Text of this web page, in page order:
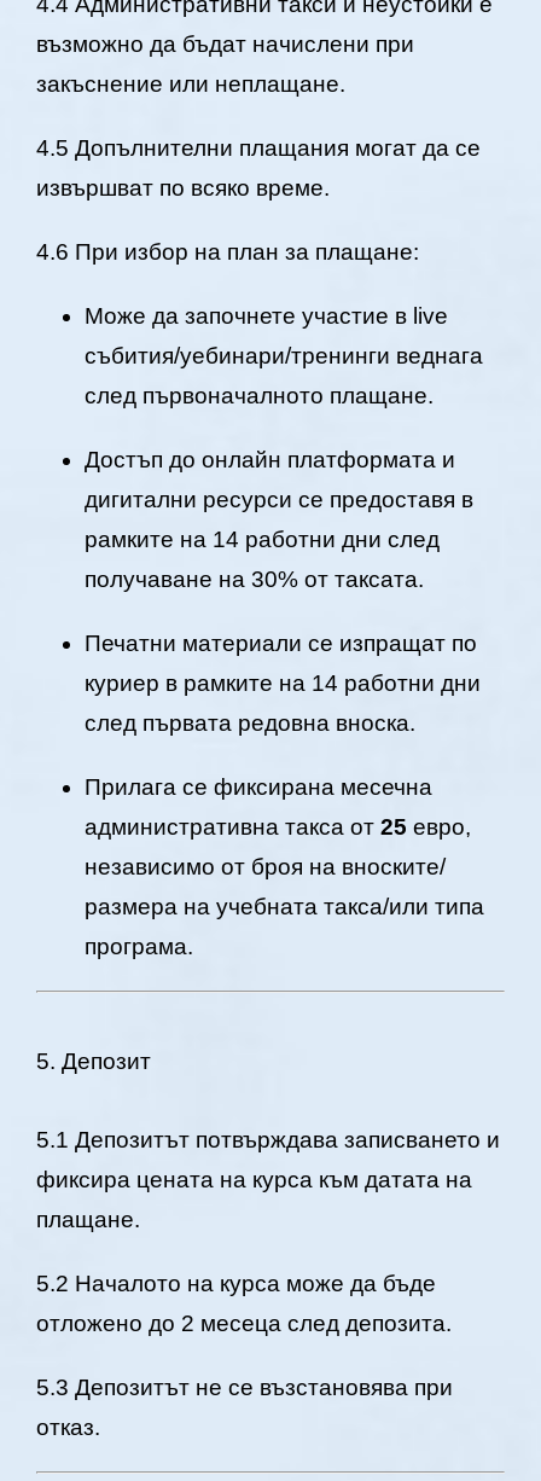
възможно да бъдат начислени при
закъснение или неплащане.
4.5 Допълнителни плащания могат да се
извършват по всяко време.
4.6 При избор на план за плащане:
Може да започнете участие в live
събития/уебинари/тренинги веднага
след първоначалното плащане.
Достъп до онлайн платформата и
дигитални ресурси се предоставя в
рамките на 14 работни дни след
получаване на 30% от таксата.
Печатни материали се изпращат по
куриер в рамките на 14 работни дни
след първата редовна вноска.
Прилага се фиксирана месечна
административна такса от 25 евро,
независимо от броя на вноските/
размера на учебната такса/или типа
програма.
5. Депозит
5.1 Депозитът потвърждава записването и
фиксира цената на курса към датата на
плащане.
5.2 Началото на курса може да бъде
отложено до 2 месеца след депозита.
5.3 Депозитът не се възстановява при
отказ.